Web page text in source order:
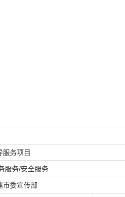
发展有限公司
北路541号
服务项目
服务/安全服务
市委宣传部